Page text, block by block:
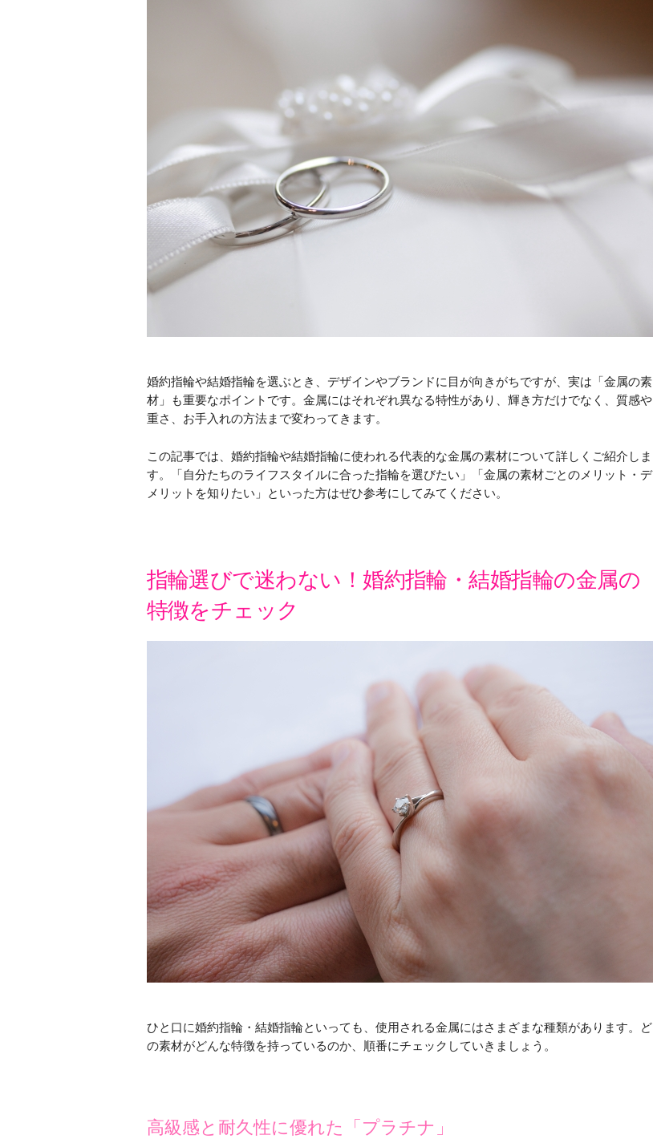
婚約指輪や結婚指輪を選ぶとき、デザインやブランドに目が向きがちですが、実は「金属の素
材」も重要なポイントです。金属にはそれぞれ異なる特性があり、輝き方だけでなく、質感や
重さ、お手入れの方法まで変わってきます。
この記事では、婚約指輪や結婚指輪に使われる代表的な金属の素材について詳しくご紹介しま
す。「自分たちのライフスタイルに合った指輪を選びたい」「金属の素材ごとのメリット・デ
メリットを知りたい」といった方はぜひ参考にしてみてください。
指輪選びで迷わない！婚約指輪・結婚指輪の金属の
特徴をチェック
ひと口に婚約指輪・結婚指輪といっても、使用される金属にはさまざまな種類があります。ど
の素材がどんな特徴を持っているのか、順番にチェックしていきましょう。
高級感と耐久性に優れた「プラチナ」